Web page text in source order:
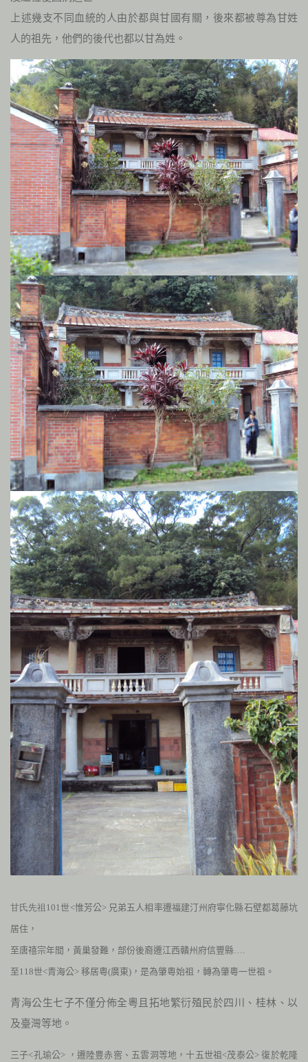
上述幾支不同血統的人由於都與甘國有關，後來都被尊為甘姓
人的祖先，他們的後代也都以甘為姓。
甘氏先祖101世<惟芳公> 兄弟五人相率遷福建汀州府寧化縣石壁都葛藤坑
居住，
至唐禧宗年間，黃巢發難，部份後裔遷江西贛州府信豐縣….
至118世<青海公> 移居粵(廣東)，是為肇粵始祖，轉為肇粵一世祖。
青海公生七子不僅分佈全粵且拓地繁衍殖民於四川、桂林、以
及臺灣等地。
三子<孔瑜公> ，遷陸豊赤窖、五雲洞等地，十五世祖<茂泰公> 復於乾隆